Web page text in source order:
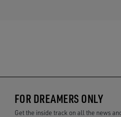
FOR DREAMERS ONLY
Get the inside track on all the news